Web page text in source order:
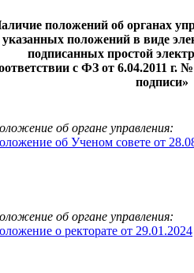
положений об органах
указанных положений в виде
подписанных простой
с ФЗ от 6.04.2011 г.
подписи»
об органе управления:
об Ученом совете от
об органе управления:
о ректорате от 29.01.2024